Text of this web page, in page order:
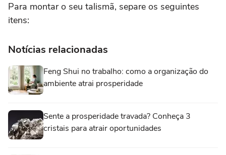
Para montar o seu talismã, separe os seguintes
itens:
Notícias relacionadas
Feng Shui no trabalho: como a organização do
ambiente atrai prosperidade
Sente a prosperidade travada? Conheça 3
cristais para atrair oportunidades